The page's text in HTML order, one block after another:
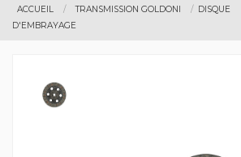
ACCUEIL TRANSMISSION GOLDONI
DISQUE
D'EMBRAYAGE